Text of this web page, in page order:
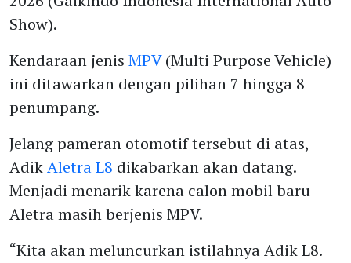
Show).
Kendaraan jenis MPV(Multi Purpose Vehicle)
ini ditawarkan dengan pilihan 7 hingga 8
penumpang.
Jelang pameran otomotif tersebut di atas,
AdikAletra L8 dikabarkan akan datang.
Menjadi menarik karena calon mobil baru
Aletra masih berjenis MPV.
“Kita akan meluncurkan istilahnya Adik L8.